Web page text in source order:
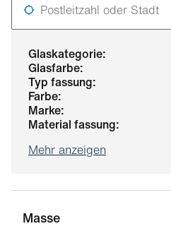
glaskategorie:
glasfarbe:
typ fassung:
farbe:
marke:
material fassung:
Mehr anzeigen
Masse
Postleitzahl oder Stadt